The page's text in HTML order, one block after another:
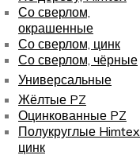
Со сверлом,
окрашенные
Со сверлом, цинк
Со сверлом, чёрные
Универсальные
Жёлтые PZ
Оцинкованные PZ
Полукруглые Himtex
цинк